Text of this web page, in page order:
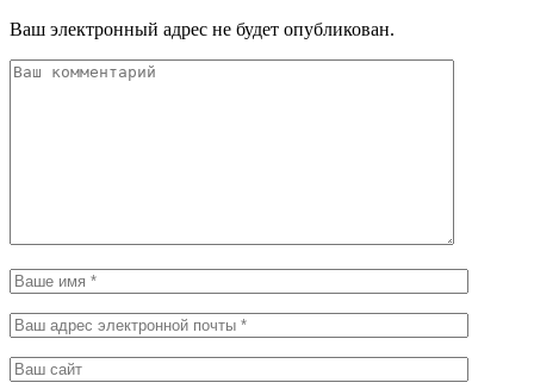
Ваш электронный адрес не будет опубликован.